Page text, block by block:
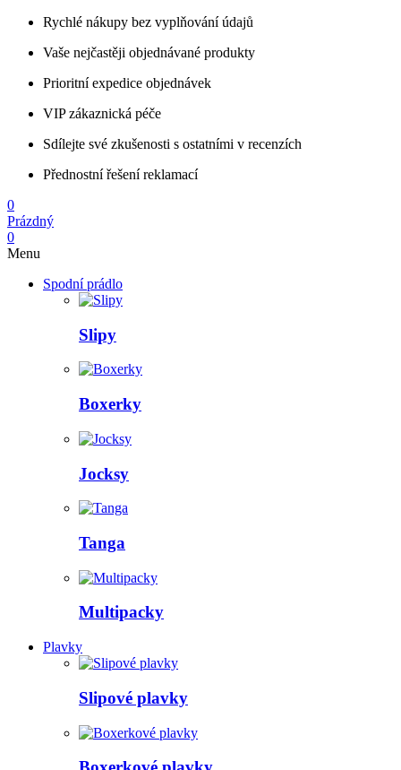
Rychlé nákupy bez vyplňování údajů
Vaše nejčastěji objednávané produkty
Prioritní expedice objednávek
VIP zákaznická péče
Sdílejte své zkušenosti s ostatními v recenzích
Přednostní řešení reklamací
0
Prázdný
0
Menu
Spodní prádlo
Slipy
Boxerky
Jocksy
Tanga
Multipacky
Plavky
Slipové plavky